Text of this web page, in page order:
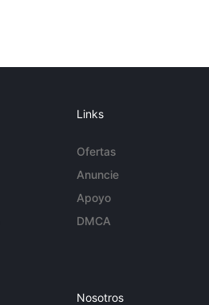
Links
Ofertas
Anuncie
Apoyo
DMCA
Nosotros